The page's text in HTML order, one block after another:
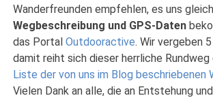
Wanderfreunden empfehlen, es uns
Wegbeschreibung und GPS-Daten
das PortalOutdooractive. Wir vergeben
damit reiht sich dieser herrliche Rundweg
Liste der von uns im Blog beschriebenen
Vielen Dank an alle, die an Entstehung